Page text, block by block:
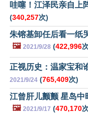
哇噻！江泽民亲自上
(340,257次)
朱镕基卸任后看一纸
🖼️ 2021/9/28 (422,996
正视历史：温家宝和
2021/9/24 (765,409次)
江曾肝儿颤颤 星岛中
🖼️ 2021/9/17 (470,170